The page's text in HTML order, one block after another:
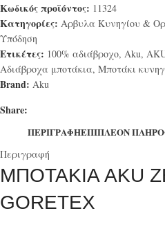
Κωδικός προϊόντος: 11324
Κατηγορίες: Αρβυλα Κυνηγίου &
Υπόδηση
Ετικέτες: 100% αδιάβροχο, Aku,
Αδιάβροχα μποτάκια, Μποτάκι
Brand: Aku
Share:
ΠΕΡΙΓΡΑΦΉΕΠΙΠΛΈΟΝ
Περιγραφή
ΜΠΟΤΑΚΙΑ AKU
GORETEX